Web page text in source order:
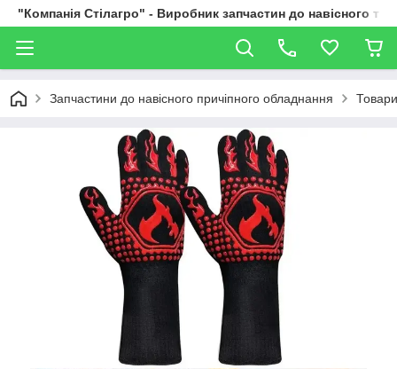
"Компанія Стілагро" - Виробник запчастин до навісного та
Запчастини до навісного причіпного обладнання